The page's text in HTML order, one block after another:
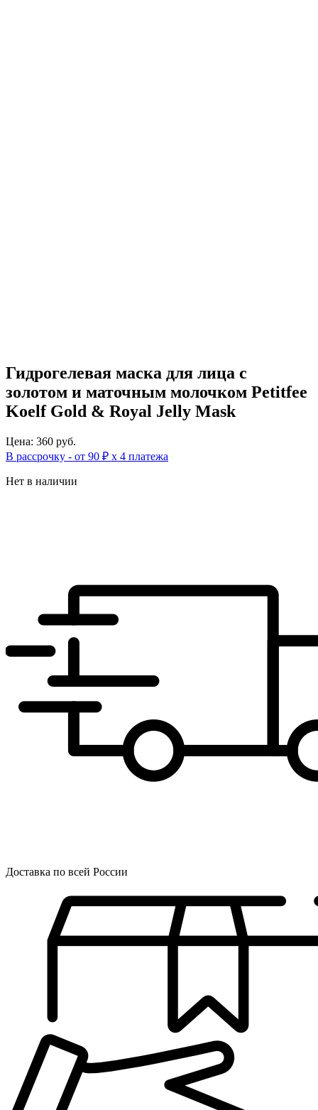
Гидрогелевая маска для лица с
золотом и маточным молочком Petitfee
Koelf Gold & Royal Jelly Mask
Цена: 360 руб.
В рассрочку - от 90 ₽ х 4 платежа
Нет в наличии
Доставка по всей России